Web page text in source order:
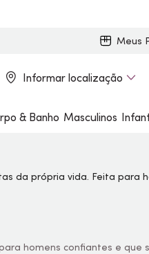
Meus
Informar localização
& Banho Masculinos
homens confiantes e que